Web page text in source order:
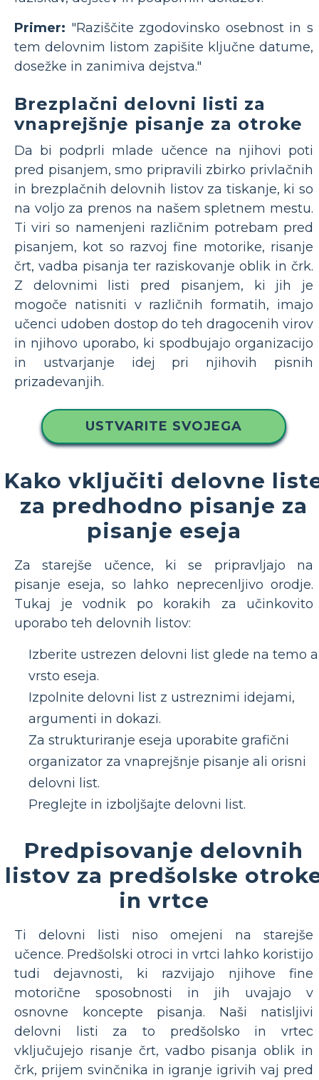
Primer: "Raziščite zgodovinsko osebnost in s
tem delovnim listom zapišite ključne datume,
dosežke in zanimiva dejstva."
Brezplačni delovni listi za
vnaprejšnje pisanje za otroke
Da bi podprli mlade učence na njihovi poti
pred pisanjem, smo pripravili zbirko privlačnih
in brezplačnih delovnih listov za tiskanje, ki so
na voljo za prenos na našem spletnem mestu.
Ti viri so namenjeni različnim potrebam pred
pisanjem, kot so razvoj fine motorike, risanje
črt, vadba pisanja ter raziskovanje oblik in črk.
Z delovnimi listi pred pisanjem, ki jih je
mogoče natisniti v različnih formatih, imajo
učenci udoben dostop do teh dragocenih virov
in njihovo uporabo, ki spodbujajo organizacijo
in ustvarjanje idej pri njihovih pisnih
prizadevanjih.
USTVARITE SVOJEGA
Kako vključiti delovne
za predhodno pisanje za
pisanje eseja
Za starejše učence, ki se pripravljajo na
pisanje eseja, so lahko neprecenljivo orodje.
Tukaj je vodnik po korakih za učinkovito
uporabo teh delovnih listov:
Izberite ustrezen delovni list glede na temo
vrsto eseja.
Izpolnite delovni list z ustreznimi idejami,
argumenti in dokazi.
Za strukturiranje eseja uporabite grafični
organizator za vnaprejšnje pisanje ali orisni
delovni list.
Preglejte in izboljšajte delovni list.
Predpisovanje delovnih
listov za predšolske
in vrtce
Ti delovni listi niso omejeni na starejše
učence. Predšolski otroci in vrtci lahko koristijo
tudi dejavnosti, ki razvijajo njihove fine
motorične sposobnosti in jih uvajajo v
osnovne koncepte pisanja. Naši natisljivi
delovni listi za to predšolsko in vrtec
vključujejo risanje črt, vadbo pisanja oblik in
črk, prijem svinčnika in igranje igrivih vaj pred